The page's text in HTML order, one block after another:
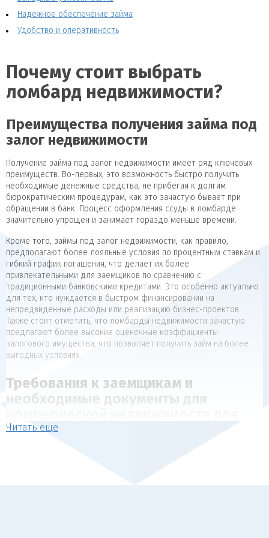
Надежное обеспечение займа
Удобство и оперативность
Почему стоит выбрать
ломбард недвижимости?
Преимущества получения займа под
залог недвижимости
Получение займа под залог недвижимости имеет ряд ключевых
преимуществ. Во-первых, это возможность быстро получить
необходимые денежные средства, не прибегая к долгим
бюрократическим процедурам, как это зачастую бывает при
обращении в банк. Процесс оформления ссуды в ломбарде
значительно упрощен и занимает гораздо меньше времени.
Кроме того, займы под залог недвижимости, как правило,
предполагают более лояльные условия по процентным ставкам и
гибкий график погашения, что делает их более
привлекательными для заемщиков по сравнению с
традиционными банковскими кредитами. Это особенно актуально
для тех, кто нуждается в быстром финансировании на
непредвиденные расходы или реализацию бизнес-проектов.
Также стоит отметить, что ломбарды недвижимости зачастую
предлагают более высокие оценочные коэффициенты
залогового имущества, что позволяет получить займ на более
выгодных условиях.
Требования к заемщикам и
необходимые документы для
коммерческой недвижимости
Читать еще